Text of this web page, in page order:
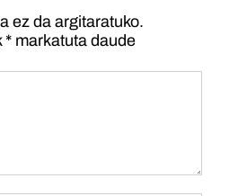
ez da argitaratuko.
* markatuta daude